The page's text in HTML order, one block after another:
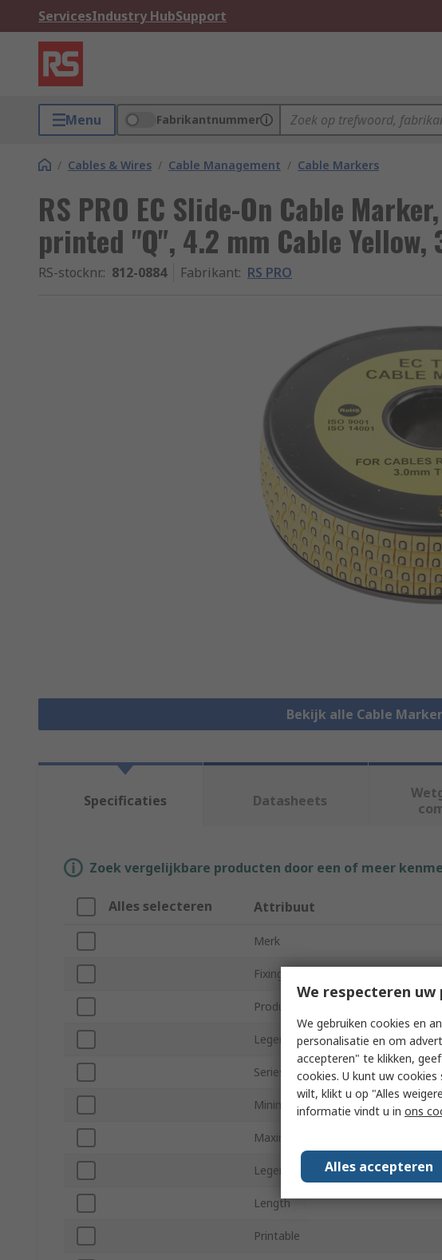
ServicesIndustry HubSupport
Menu Fabrikantnummer
/ Cables & Wires / Cable Management / Cable Markers
RS PRO EC Slide-On Cable
printed "Q", 4.2 mm Cable Yellow,
RS-stocknr.: 812-0884 Fabrikant: RS PRO
Bekijk alle Cable
Specificaties Datasheets
Zoek vergelijkbare producten door een of meer
Alles selecteren Attribuut
Merk
Fixing Method
Product Type
Legend
Series
Minimum Cable Diameter
Maximum Cable Diameter
Legend Colour
Length
Printable
We respecteren uw
We gebruiken cookies en
personalisatie en om
accepteren" te klikken,
cookies. U kunt uw
wilt, klikt u op "Alles
informatie vindt u in ons
Alles accepteren